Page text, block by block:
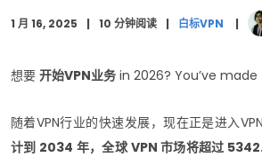
监控应用程序性能和用户行为
白标 VPN 投资成本明细
最后的话
1 月 16, 2025 10 分钟阅读 白标VPN
想要 开始VPN业务 in 2026? You’ve
随着VPN行业的快速发展，现在正是进入
计到 2034 年，全球 VPN 市场将超过